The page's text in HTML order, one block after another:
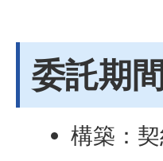
委託期間
構築：